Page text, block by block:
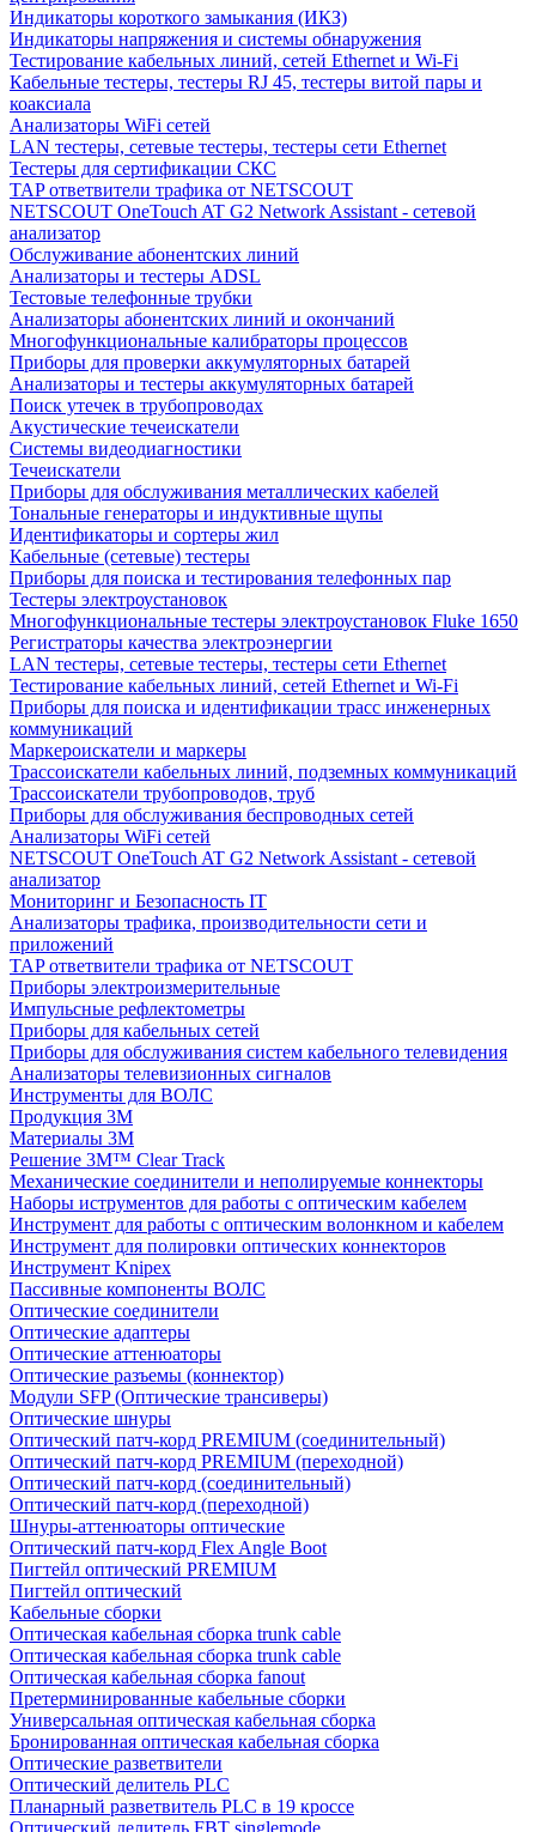
Индикаторы короткого замыкания (ИКЗ)
Индикаторы напряжения и системы обнаружения
Тестирование кабельных линий, сетей Ethernet и Wi-Fi
Кабельные тестеры, тестеры RJ 45, тестеры витой пары и
коаксиала
Анализаторы WiFi сетей
LAN тестеры, сетевые тестеры, тестеры сети Ethernet
Тестеры для сертификации СКС
TAP ответвители трафика от NETSCOUT
NETSCOUT OneTouch AT G2 Network Assistant - сетевой
анализатор
Обслуживание абонентских линий
Анализаторы и тестеры ADSL
Тестовые телефонные трубки
Анализаторы абонентских линий и окончаний
Многофункциональные калибраторы процессов
Приборы для проверки аккумуляторных батарей
Анализаторы и тестеры аккумуляторных батарей
Поиск утечек в трубопроводах
Акустические течеискатели
Системы видеодиагностики
Течеискатели
Приборы для обслуживания металлических кабелей
Тональные генераторы и индуктивные щупы
Идентификаторы и сортеры жил
Кабельные (сетевые) тестеры
Приборы для поиска и тестирования телефонных пар
Тестеры электроустановок
Многофункциональные тестеры электроустановок Fluke 1650
Регистраторы качества электроэнергии
LAN тестеры, сетевые тестеры, тестеры сети Ethernet
Тестирование кабельных линий, сетей Ethernet и Wi-Fi
Приборы для поиска и идентификации трасс инженерных
коммуникаций
Маркероискатели и маркеры
Трассоискатели кабельных линий, подземных коммуникаций
Трассоискатели трубопроводов, труб
Приборы для обслуживания беспроводных сетей
Анализаторы WiFi сетей
NETSCOUT OneTouch AT G2 Network Assistant - сетевой
анализатор
Мониторинг и Безопасность IT
Анализаторы трафика, производительности сети и
приложений
TAP ответвители трафика от NETSCOUT
Приборы электроизмерительные
Импульсные рефлектометры
Приборы для кабельных сетей
Приборы для обслуживания систем кабельного телевидения
Анализаторы телевизионных сигналов
Инструменты для ВОЛС
Продукция 3M
Материалы 3М
Решение 3M™ Clear Track
Механические соединители и неполируемые коннекторы
Наборы иструментов для работы с оптическим кабелем
Инструмент для работы с оптическим волонкном и кабелем
Инструмент для полировки оптических коннекторов
Инструмент Knipex
Пассивные компоненты ВОЛС
Оптические соединители
Оптические адаптеры
Оптические аттенюаторы
Оптические разъемы (коннектор)
Модули SFP (Оптические трансиверы)
Оптические шнуры
Оптический патч-корд PREMIUM (соединительный)
Оптический патч-корд PREMIUM (переходной)
Оптический патч-корд (соединительный)
Оптический патч-корд (переходной)
Шнуры-аттенюаторы оптические
Оптический патч-корд Flex Angle Boot
Пигтейл оптический PREMIUM
Пигтейл оптический
Кабельные сборки
Оптическая кабельная сборка trunk cable
Оптическая кабельная сборка trunk cable
Оптическая кабельная сборка fanout
Претерминированные кабельные сборки
Универсальная оптическая кабельная сборка
Бронированная оптическая кабельная сборка
Оптические разветвители
Оптический делитель PLC
Планарный разветвитель PLC в 19 кроссе
Оптический делитель FBT singlemode